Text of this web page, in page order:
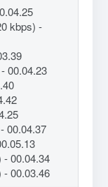
kbps) -
00.04.23
00.04.37
00.04.34
00.03.46